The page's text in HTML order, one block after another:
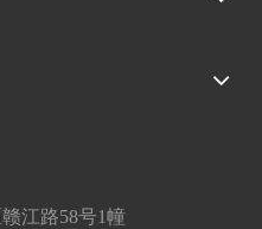
江路58号1幢